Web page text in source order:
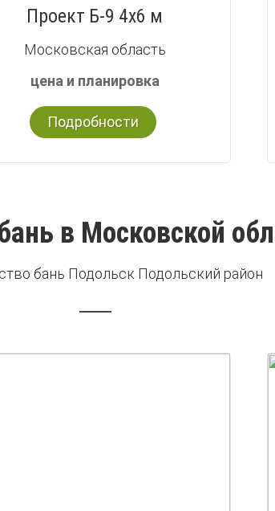
Проект Б-9 4х6 м
Московская область
цена и планировка
Подробности
в Московской
бань Подольск Подольский район